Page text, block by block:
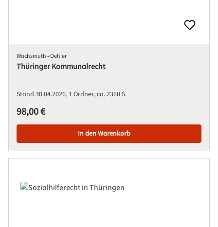
Wachsmuth • Oehler
Thüringer Kommunalrecht
Stand 30.04.2026 1 Ordnerca. 2360 S.
Regulärer Preis:
98,00 €
In den Warenkorb